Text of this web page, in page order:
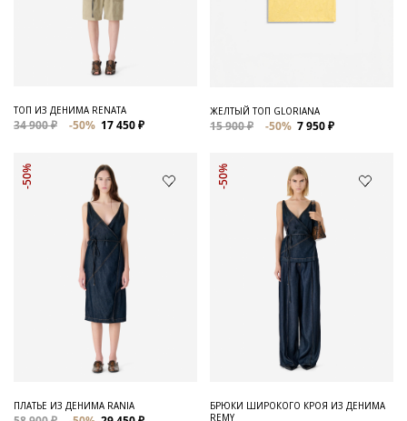
ТОП ИЗ ДЕНИМА RENATA
34 900 ₽ -50% 17 450 ₽
ЖЕЛТЫЙ ТОП GLORIANA
15 900 ₽ -50% 7 950 ₽
-50%
ПЛАТЬЕ ИЗ ДЕНИМА RANIA
-50%
БРЮКИ ШИРОКОГО КРОЯ ИЗ ДЕНИМА
REMY